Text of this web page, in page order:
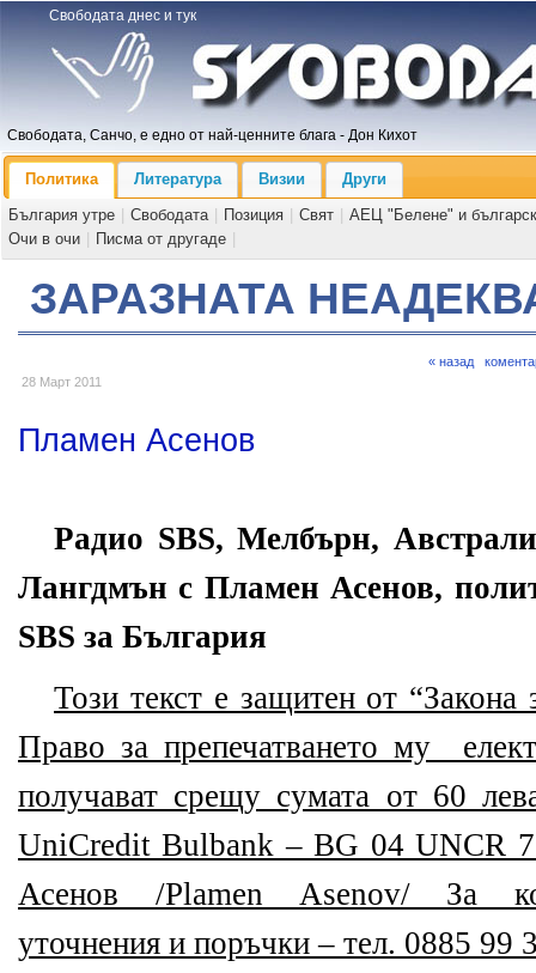
Свободата днес и тук
Свободата, Санчо, е едно от най-ценните блага - Дон Кихот
Политика Литература Визии
Други
България утре
Свободата Позиция Свят
АЕЦ "Белене" и
Очи в очи
Писма от другаде
ЗАРАЗНАТА
28 Март 2011
« назад
Пламен Асенов
Радио SBS, Мелбърн,
Лангдмън с Пламен Асенов,
SBS за България
Този текст е защитен от
Право за препечатването му
получават срещу сумата от 60
UniCredit Bulbank – BG 04 UNCR
Асенов /Plamen Asenov/ За
уточнения и поръчки – тел. 0885 99